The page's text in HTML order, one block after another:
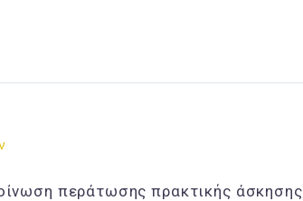
περάτωσης πρακτικής άσκησης